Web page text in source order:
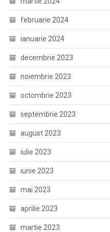
februarie 2024
ianuarie 2024
decembrie 2023
noiembrie 2023
octombrie 2023
septembrie 2023
august 2023
iulie 2023
iunie 2023
mai 2023
aprilie 2023
martie 2023